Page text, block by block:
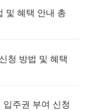
및 혜택 안내 총
청 방법 및 혜택
주권 부여 신청